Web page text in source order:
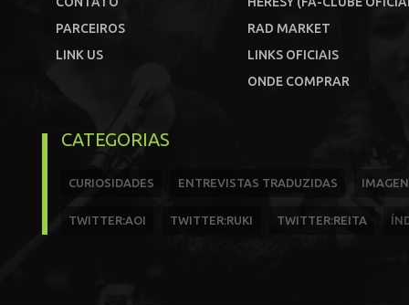
PARCEIROS
LINK US
RAD MARKET
LINKS OFICIAIS
ONDE COMPRAR
CATEGORIAS
CURIOSIDADES ENTREVISTAS TRADUZIDAS
TWITTER:AOI TWITTER:RUKI TWITTER:REITA